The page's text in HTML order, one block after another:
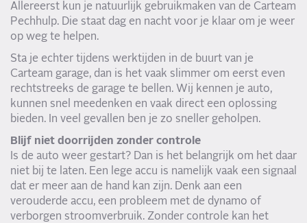
Allereerst kun je natuurlijk gebruikmaken van de Carteam
Pechhulp. Die staat dag en nacht voor je klaar om je weer
op weg te helpen.
Sta je echter tijdens werktijden in de buurt van je
Carteam garage, dan is het vaak slimmer om eerst even
rechtstreeks de garage te bellen. Wij kennen je auto,
kunnen snel meedenken en vaak direct een oplossing
bieden. In veel gevallen ben je zo sneller geholpen.
Blijf niet doorrijden zonder controle
Is de auto weer gestart? Dan is het belangrijk om het daar
niet bij te laten. Een lege accu is namelijk vaak een signaal
dat er meer aan de hand kan zijn. Denk aan een
verouderde accu, een probleem met de dynamo of
verborgen stroomverbruik. Zonder controle kan het